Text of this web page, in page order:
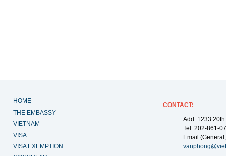
HOME
THE EMBASSY
VIETNAM
VISA
VISA EXEMPTION
CONTACT:
Add: 1233
Tel: 202-861-
Email